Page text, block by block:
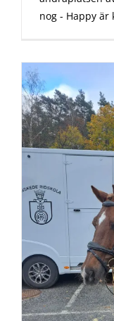
nog - Happy